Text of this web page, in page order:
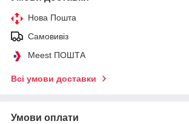
Нова Пошта
Самовивіз
Meest ПОШТА
Всі умови доставки
Умови оплати